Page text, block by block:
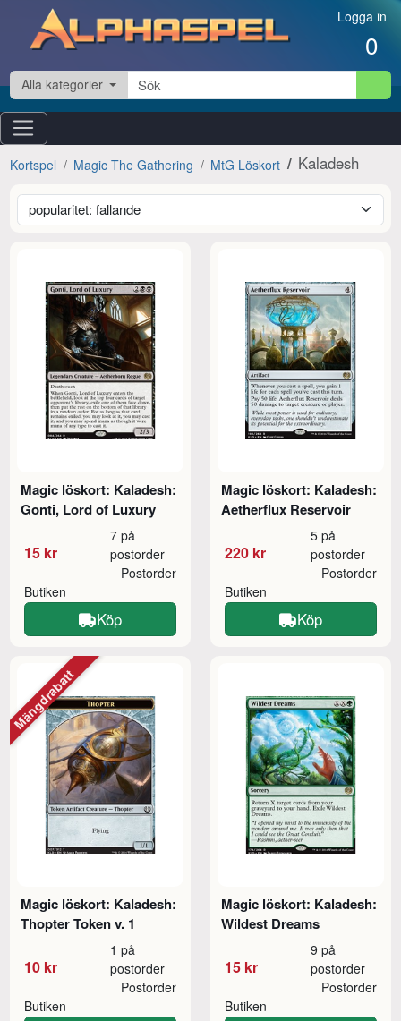
Hoppa till innehåll Logga in
0
Alla kategorier
Kortspel Magic The Gathering MtG Löskort Kaladesh
Magic löskort: Kaladesh:
Gonti, Lord of Luxury
15 kr
7 på
postorder
Butiken
Postorder
Köp
Magic löskort: Kaladesh:
Aetherflux Reservoir
220 kr
5 på
postorder
Butiken
Postorder
Köp
Magic löskort: Kaladesh:
Thopter Token v. 1
10 kr
1 på
postorder
Butiken
Postorder
Mängdrabatt
Magic löskort: Kaladesh:
Wildest Dreams
15 kr
9 på
postorder
Butiken
Postorder